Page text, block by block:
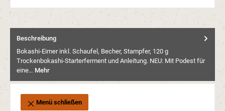
Beschreibung
Bokashi-Eimer inkl. Schaufel, Becher, Stampfer, 120 g
Trockenbokashi-Starterferment und Anleitung. NEU: Mit Podest für
eine… Mehr
Menü schließen